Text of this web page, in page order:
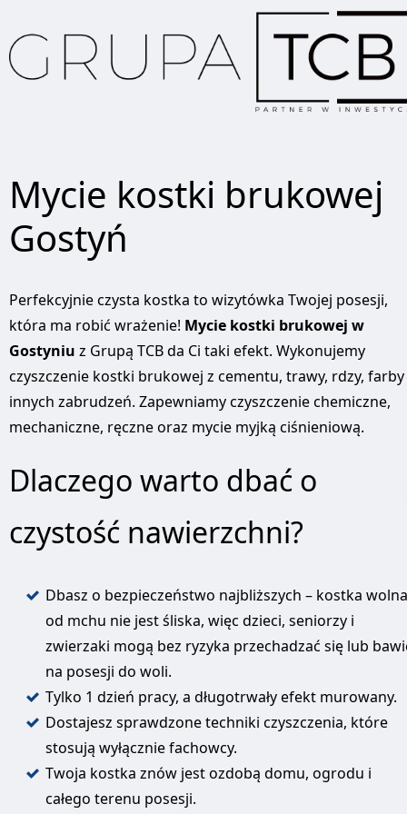
Mycie kostki brukowej
Gostyń
Perfekcyjnie czysta kostka to wizytówka Twojej posesji,
która ma robić wrażenie! Mycie kostki brukowej w
Gostyniu z Grupą TCB da Ci taki efekt. Wykonujemy
czyszczenie kostki brukowej z cementu, trawy, rdzy,
innych zabrudzeń. Zapewniamy czyszczenie chemiczne,
mechaniczne, ręczne oraz mycie myjką ciśnieniową.
Dlaczego warto dbać o
czystość nawierzchni?
Dbasz o bezpieczeństwo najbliższych – kostka wolna
od mchu nie jest śliska, więc dzieci, seniorzy i
zwierzaki mogą bez ryzyka przechadzać się lub
na posesji do woli.
Tylko 1 dzień pracy, a długotrwały efekt murowany.
Dostajesz sprawdzone techniki czyszczenia, które
stosują wyłącznie fachowcy.
Twoja kostka znów jest ozdobą domu, ogrodu i
całego terenu posesji.